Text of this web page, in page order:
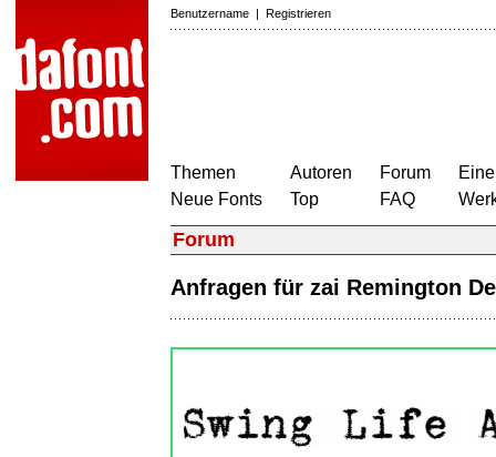
Benutzername | Registrieren
Themen
Neue Fonts
Autoren
Top
Forum
FAQ
Forum
Anfragen für zai Remington